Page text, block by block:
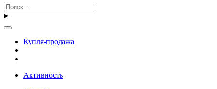
Купля-продажа
Активность